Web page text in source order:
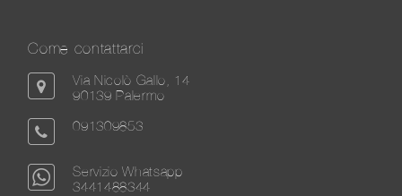
Come contattarci
Via Nicolò Gallo, 14
90139 Palermo
091309853
Servizio Whatsapp
3441488344